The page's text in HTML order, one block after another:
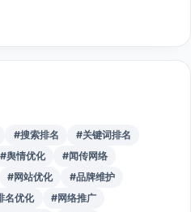
#搜索排名
#关键词排名
#舆情优化
#闻传网络
#网站优化
#品牌维护
名优化
#网络推广